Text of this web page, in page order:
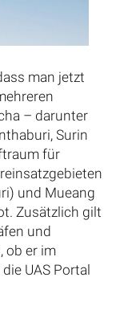
man jetzt
– darunter
Surin
für
und Mueang
Zusätzlich gilt
und
ob er im
UAS Portal